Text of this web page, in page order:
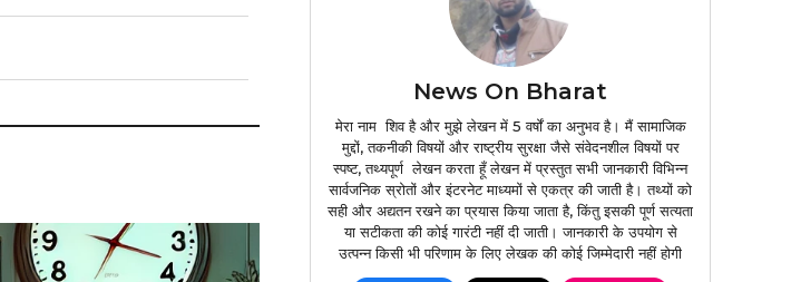
News On Bharat
मेरा नाम शिव है और मुझे लेखन में 5 वर्षों का अनुभव है। मैं सामाजिक
मुद्दों, तकनीकी विषयों और राष्ट्रीय सुरक्षा जैसे संवेदनशील विषयों पर
स्पष्ट, तथ्यपूर्ण लेखन करता हूँ लेखन में प्रस्तुत सभी जानकारी विभिन्न
सार्वजनिक स्रोतों और इंटरनेट माध्यमों से एकत्र की जाती है। तथ्यों को
सही और अद्यतन रखने का प्रयास किया जाता है, किंतु इसकी पूर्ण सत्यता
या सटीकता की कोई गारंटी नहीं दी जाती। जानकारी के उपयोग से
उत्पन्न किसी भी परिणाम के लिए लेखक की कोई जिम्मेदारी नहीं होगी